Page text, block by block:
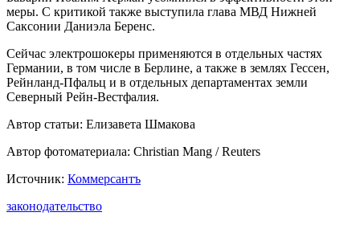
меры. С критикой также выступила глава МВД Нижней
Саксонии Даниэла Беренс.
Сейчас электрошокеры применяются в отдельных частях
Германии, в том числе в Берлине, а также в землях Гессен,
Рейнланд-Пфальц и в отдельных департаментах земли
Северный Рейн-Вестфалия.
Автор статьи: Елизавета Шмакова
Автор фотоматериала: Christian Mang / Reuters
Источник: Коммерсантъ
законодательство